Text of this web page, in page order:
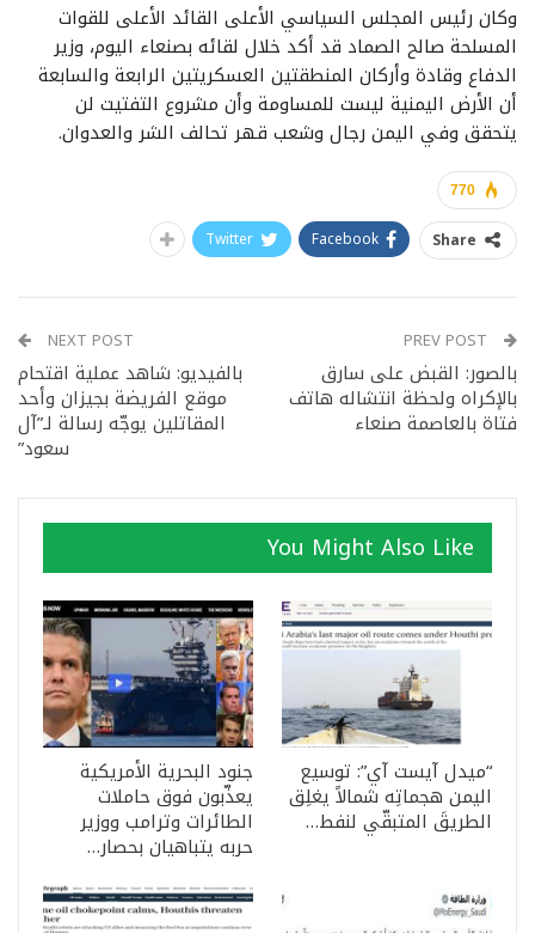
وكان رئيس المجلس السياسي الأعلى القائد الأعلى للقوات
المسلحة صالح الصماد قد أكد خلال لقائه بصنعاء اليوم، وزير
الدفاع وقادة وأركان المنطقتين العسكريتين الرابعة والسابعة
أن الأرض اليمنية ليست للمساومة وأن مشروع التفتيت لن
يتحقق وفي اليمن رجال وشعب قهر تحالف الشر والعدوان.
770
Share
Facebook
Twitter
بالصور: القبض على سارق
بالإكراه ولحظة انتشاله هاتف
فتاة بالعاصمة صنعاء
NEXT POST
بالفيديو: شاهد عملية اقتحام
موقع الفريضة بجيزان وأحد
المقاتلين يوجّه رسالة لـ”آل
سعود”
You Might Also Like
“ميدل آيست آي”: توسيع
اليمن هجماتِه شمالاً يغلِق
الطريقَ المتبقّي لنفط…
جنود البحرية الأمريكية
يعذّبون فوق حاملات
الطائرات وترامب ووزير
حربه يتباهيان بحصار…